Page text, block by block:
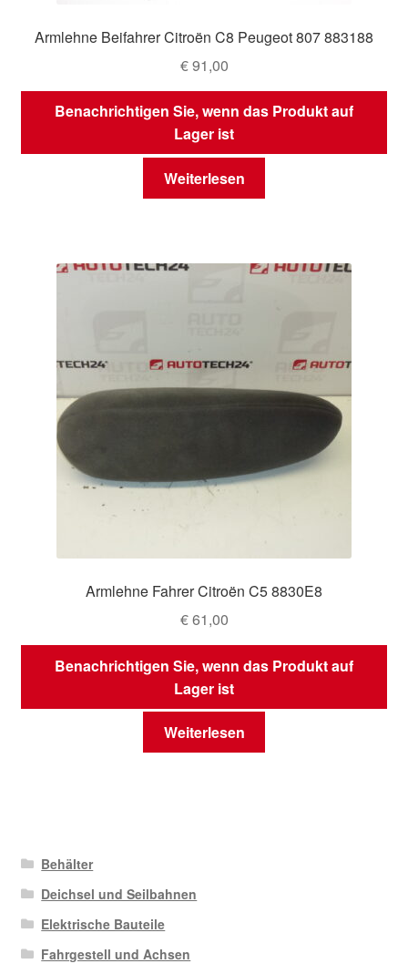
Armlehne Beifahrer Citroën C8 Peugeot 807 883188
€91,00
Benachrichtigen Sie, wenn das Produkt auf
Lager ist
Weiterlesen
Armlehne Fahrer Citroën C5 8830E8
€61,00
Benachrichtigen Sie, wenn das Produkt auf
Lager ist
Weiterlesen
Behälter
Deichsel und Seilbahnen
Elektrische Bauteile
Fahrgestell und Achsen